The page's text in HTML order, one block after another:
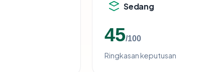
Sedang
45/100
Ringkasan keputusan